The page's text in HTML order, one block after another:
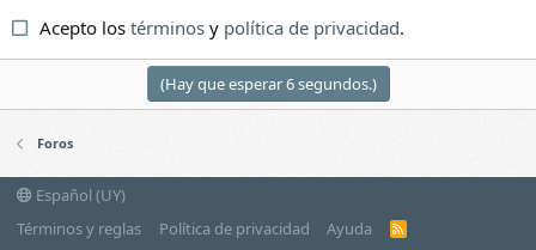
Acepto los términosy política de privacidad.
(Hay que esperar6segundos.)
Foros
Español (UY)
Términos y reglas
Política de privacidad Ayuda
R